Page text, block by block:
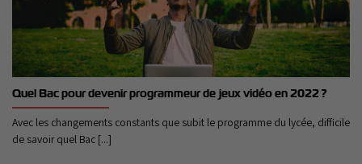
Quel Bac pour devenir programmeur de jeux vidéo en 2022 ?
Avec les changements constants que subit le programme du lycée, difficile
de savoir quel Bac [...]